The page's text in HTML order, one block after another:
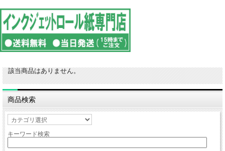
該当商品はありません。
商品検索
キーワード検索